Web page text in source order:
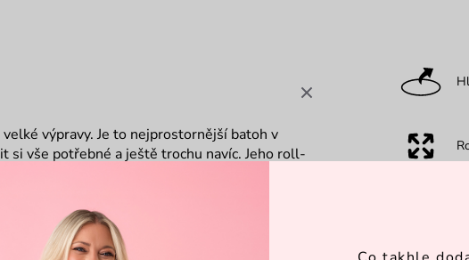
výpravy. Je to nejprostornější batoh v
si vše potřebné a ještě trochu navíc. Jeho roll-
ať už jsi na horách nebo na městském